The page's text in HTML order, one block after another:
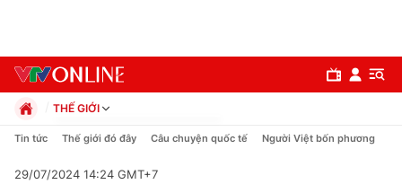
THẾ GIỚI
Chính trị
Pháp luật
Tin tức Thế giới đó đây Câu chuyện quốc tế Người Việt bốn phương
29/07/2024 14:24 GMT+7